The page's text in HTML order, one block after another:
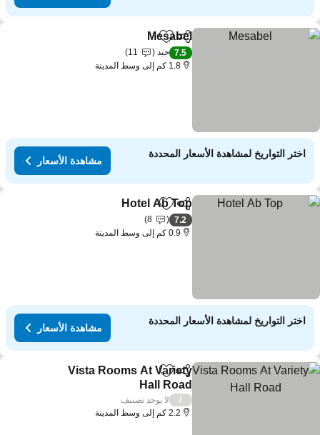
مشاركةAdd to favorites
Mesabel
7.5 جيد
11
1.8 كم إلى وسط المدينة
اختر التواريخ لمشاهدة الأسعار المحددة
مشاهدة الأسعار
مشاركةAdd to favorites
Hotel Ab Top
7.2
8
0.9 كم إلى وسط المدينة
اختر التواريخ لمشاهدة الأسعار المحددة
مشاهدة الأسعار
مشاركةAdd to favorites
Vista Rooms At Variety
Hall Road
لا يوجد تصنيف
2.2 كم إلى وسط المدينة